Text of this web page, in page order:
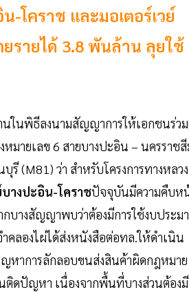
-โคราช และมอเตอร์เวย์
รายได้ 3.8 พันล้าน ลุยใช้
นในพิธีลงนามสัญญาการให้เอกชนร่วม
หมายเลข 6 สายบางปะอิน – นครราช
รี (M81) ว่า สำหรับโครงการทางหลวง
บางปะอิน-โคราชปัจจุบันมีความคืบห
บางสัญญาพบว่าต้องมีการใช้งบประม
คลองไผ่ได้ส่งหนังสือต่อทล.ให้ดำเนิน
หาการลักลอบขนส่งสินค้าผิดกฎหมาย
ติดปัญหา เนื่องจากพื้นที่บางส่วนต้องมี